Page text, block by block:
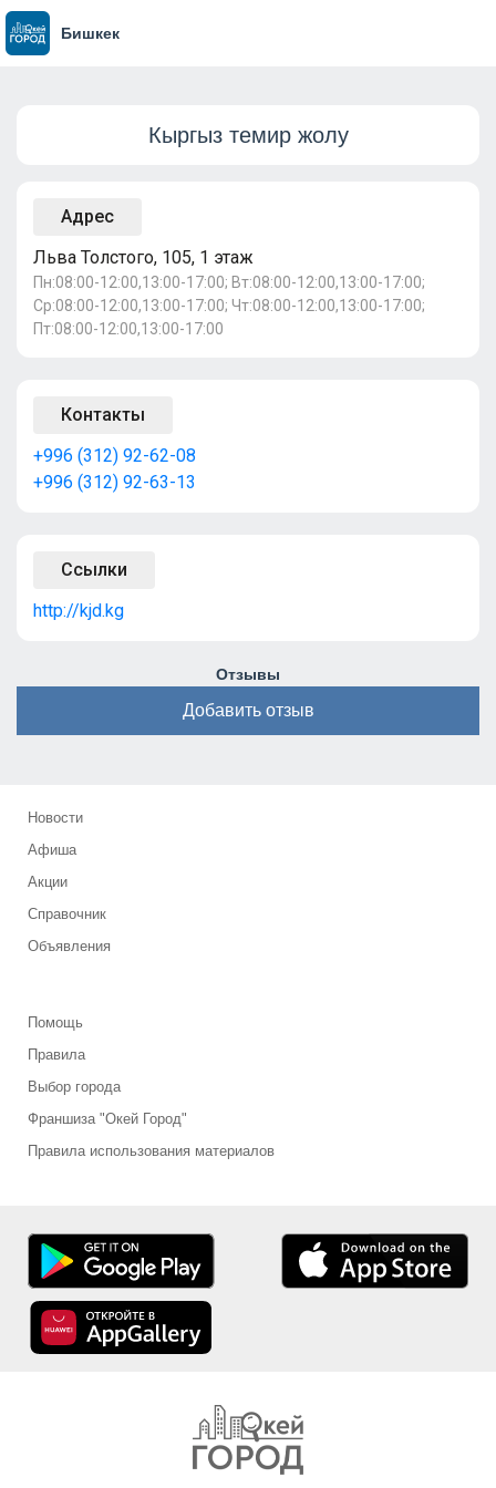
Бишкек
Кыргыз темир жолу
Адрес
Льва Толстого, 105, 1 этаж
Пн:08:00-12:00,13:00-17:00; Вт:08:00-12:00,13:00-17:00;
Ср:08:00-12:00,13:00-17:00; Чт:08:00-12:00,13:00-17:00;
Пт:08:00-12:00,13:00-17:00
Контакты
+996 (312) 92-62-08
+996 (312) 92-63-13
Ссылки
http://kjd.kg
Отзывы
Добавить отзыв
Новости
Афиша
Акции
Справочник
Объявления
Помощь
Правила
Выбор города
Франшиза "Окей Город"
Правила использования материалов